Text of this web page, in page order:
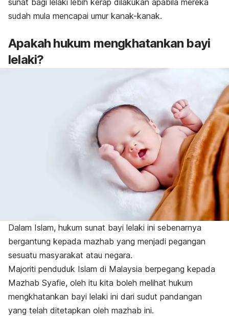
sunat bagi lelaki lebih kerap dilakukan apabila mereka
sudah mula mencapai umur kanak-kanak.
Apakah hukum mengkhatankan bayi
lelaki?
Dalam Islam, hukum sunat bayi lelaki ini sebenarnya
bergantung kepada mazhab yang menjadi pegangan
sesuatu masyarakat atau negara.
Majoriti penduduk Islam di Malaysia berpegang kepada
Mazhab Syafie, oleh itu kita boleh melihat hukum
mengkhatankan bayi lelaki ini dari sudut pandangan
yang telah ditetapkan oleh mazhab ini.